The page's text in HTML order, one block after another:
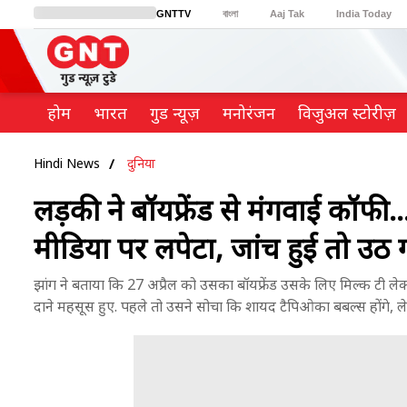
GNTTV বাংলা Aaj Tak India Today
BT Bazaar Cosmopolitan
होम भारत गुड न्यूज़ मनोरंजन विजुअल स्टोरीज़
Hindi News दुनिया
लड़की ने बॉयफ्रेंड से मंगवाई
मीडिया पर लपेटा, जांच हुई तो उठ
झांग ने बताया कि 27 अप्रैल को उसका बॉयफ्रेंड उसके लिए मिल्क
दाने महसूस हुए. पहले तो उसने सोचा कि शायद टैपिओका बबल्स होंगे,